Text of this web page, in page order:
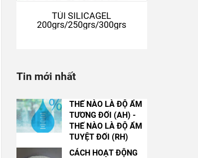
TÚI SILICAGEL
200grs/250grs/300grs
Tin mới nhất
THẾ NÀO LÀ ĐỘ ẨM
TƯƠNG ĐỐI (AH) -
THẾ NÀO LÀ ĐỘ ẨM
TUYỆT ĐỐI (RH)
CÁCH HOẠT ĐỘNG